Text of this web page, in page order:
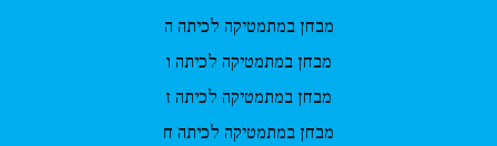
מבחן במתמטיקה לכיתה ה
מבחן במתמטיקה לכיתה ו
מבחן במתמטיקה לכיתה ז
מבחן במתמטיקה לכיתה ח